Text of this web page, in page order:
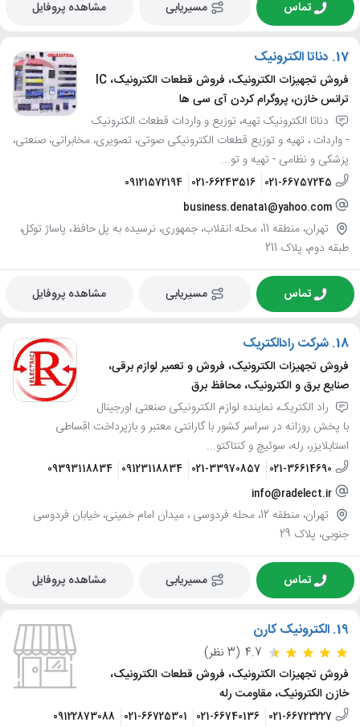
تماس مسیریابی مشاهده پروفایل
17. دناتا الکترونیک
فروش تجهیزات الکترونیک، فروش قطعات الکترونیک، IC
ترانس خازن، پروگرام کردن آی سی ها
دناتا الکترونیک تهیه، توزیع و واردات قطعات الکترونیک
- واردات ، تهیه و توزیع قطعات الکترونیکی صوتی، تصویری، مخابراتی، صنعتی،
پزشکی و نظامی - تهیه و تو...
021-66757245
021-66243516
09121572194
business.denata1@yahoo.com
تهران، منطقه 11، محله انقلاب، جمهوری، نرسیده به پل حافظ، پاساژ توکل،
طبقه دوم، پلاک 211
تماس مسیریابی مشاهده پروفایل
18. شرکت رادالکتریک
فروش تجهیزات الکترونیک، فروش و تعمیر لوازم برقی،
صنایع برق و الکترونیک، محافظ برق
راد الکتریک، نماینده لوازم الکترونیکی صنعتی اورجینال
با پخش روزانه در سراسر کشور با گارانتی معتبر و بازپرداخت اقساطی
استابلایزر، رله، سوئیچ و کنتاکتو...
021-36614690
021-33970857
09123118834
09393118834
info@radelect.ir
تهران، منطقه 12، محله فردوسی ، میدان امام خمینی، خیابان فردوسی
جنوبی، پلاک 29
تماس مسیریابی مشاهده پروفایل
19. الکترونیک کارن
4.7 (3 نظر)
فروش تجهیزات الکترونیک، فروش قطعات الکترونیک،
خازن الکترونیک، مقاومت رله
021-66723227
021-66740136
021-66725301
09122873088